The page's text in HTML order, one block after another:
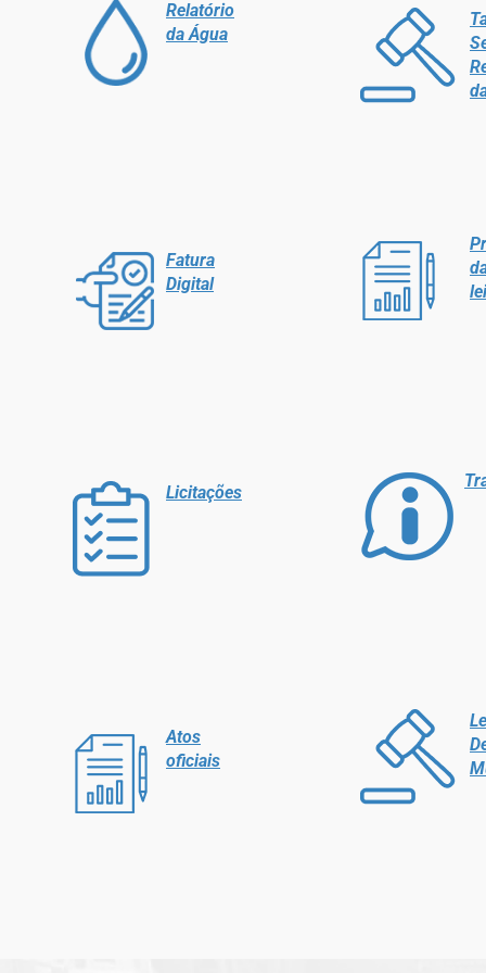
Relatório
da Água
Fatura
Digital
Licitações
Atos
oficiais